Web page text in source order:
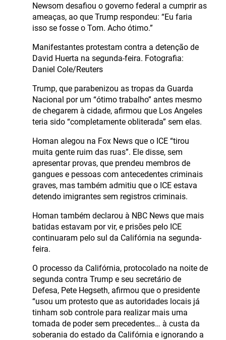
Newsom desafiou o governo federal a cumprir as
ameaças, ao que Trump respondeu: “Eu faria
isso se fosse o Tom. Acho ótimo.”
Manifestantes protestam contra a detenção de
David Huerta na segunda-feira. Fotografia:
Daniel Cole/Reuters
Trump, que parabenizou as tropas da Guarda
Nacional por um “ótimo trabalho” antes mesmo
de chegarem à cidade, afirmou que Los Angeles
teria sido “completamente obliterada” sem elas.
Homan alegou na Fox News que o ICE “tirou
muita gente ruim das ruas”. Ele disse, sem
apresentar provas, que prendeu membros de
gangues e pessoas com antecedentes criminais
graves, mas também admitiu que o ICE estava
detendo imigrantes sem registros criminais.
Homan também declarou à NBC News que mais
batidas estavam por vir, e prisões pelo ICE
continuaram pelo sul da Califórnia na segunda-
feira.
O processo da Califórnia, protocolado na noite de
segunda contra Trump e seu secretário de
Defesa, Pete Hegseth, afirmou que o presidente
“usou um protesto que as autoridades locais já
tinham sob controle para realizar mais uma
tomada de poder sem precedentes… à custa da
soberania do estado da Califórnia e ignorando a